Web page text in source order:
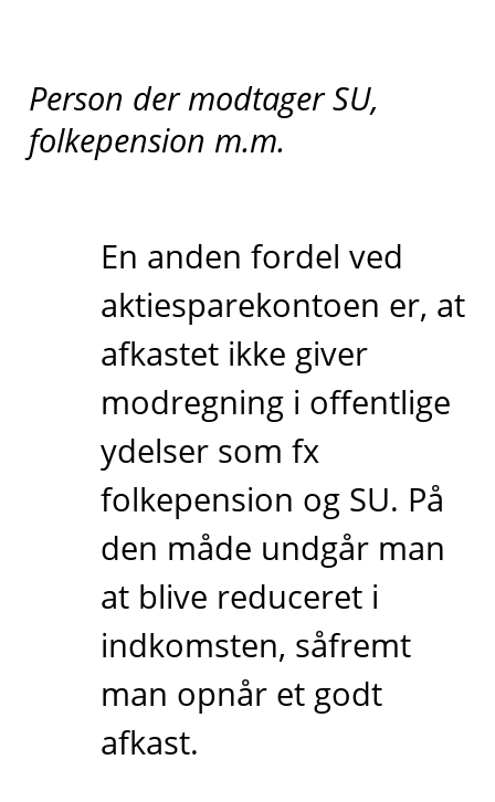
Person der modtager SU,
folkepension m.m.
En anden fordel ved
aktiesparekontoen er, at
afkastet ikke giver
modregning i offentlige
ydelser som fx
folkepension og SU. På
den måde undgår man
at blive reduceret i
indkomsten, såfremt
man opnår et godt
afkast.